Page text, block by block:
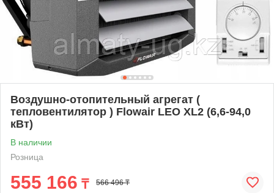
Воздушно-отопительный агрегат (
тепловентилятор ) Flowair LEO XL2 (6,6-94,0
кВт)
В наличии
Розница
555 166 ₸ 566 496 ₸